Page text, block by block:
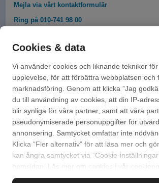
Mejla via vårt kontaktformulär
Ring på 010-741 98 00
Cookies & data
Vi använder cookies och liknande tekniker
upplevelse, för att förbättra webbplatsen och
marknadsföring. Genom att klicka ”Jag
du till användning av cookies, att din IP-
blir synliga för våra partner, samt att våra
pseudonymiserade personuppgifter för
annonsering. Samtycket omfattar inte
Klicka “Fler alternativ” för att läsa mer och
kan ångra samtycket via “Cookie-
hemsidan. Läs mer om cookies i vår